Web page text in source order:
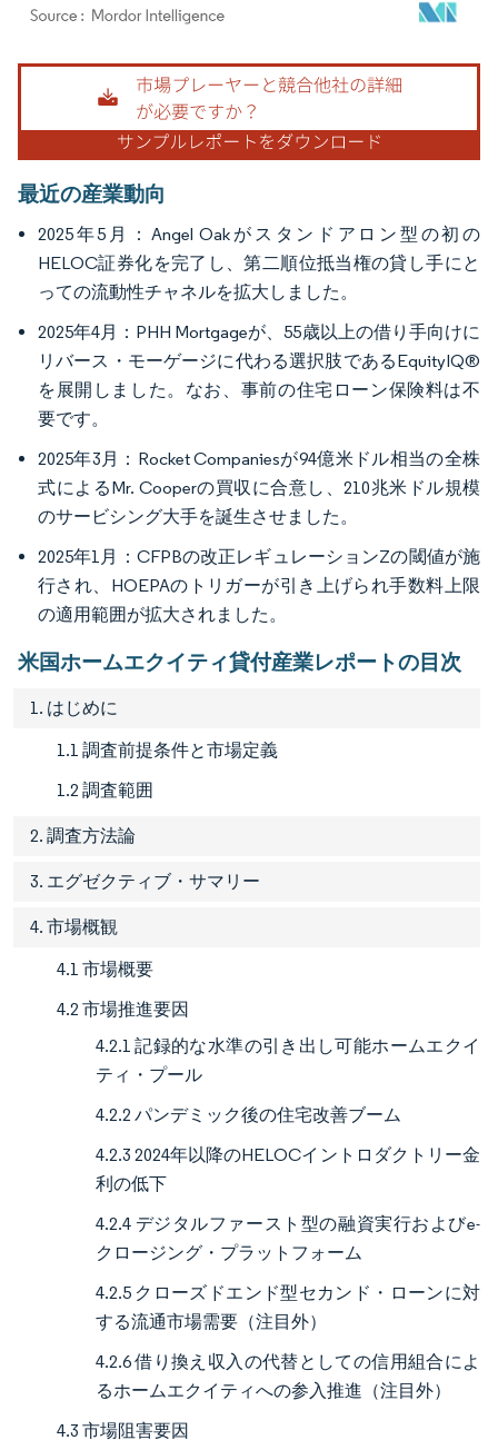
画像 © Mordor Intelligence。再利用にはCC BY 4.0の表示が必要です。
最近の産業動向
2025年5月：Angel Oakがスタンドアロン型の初の
HELOC証券化を完了し、第二順位抵当権の貸し手にと
っての流動性チャネルを拡大しました。
2025年4月：PHH Mortgageが、55歳以上の借り手向けに
リバース・モーゲージに代わる選択肢であるEquityIQ®
を展開しました。なお、事前の住宅ローン保険料は不
要です。
2025年3月：Rocket Companiesが94億米ドル相当の全株
式によるMr. Cooperの買収に合意し、210兆米ドル規模
のサービシング大手を誕生させました。
2025年1月：CFPBの改正レギュレーションZの閾値が施
行され、HOEPAのトリガーが引き上げられ手数料上限
の適用範囲が拡大されました。
米国ホームエクイティ貸付産業レポートの目次
1. はじめに
1.1 調査前提条件と市場定義
1.2 調査範囲
2. 調査方法論
3. エグゼクティブ・サマリー
4. 市場概観
4.1 市場概要
4.2 市場推進要因
4.2.1 記録的な水準の引き出し可能ホームエクイ
ティ・プール
4.2.2 パンデミック後の住宅改善ブーム
4.2.3 2024年以降のHELOCイントロダクトリー金
利の低下
4.2.4 デジタルファースト型の融資実行およびe-
クロージング・プラットフォーム
4.2.5 クローズドエンド型セカンド・ローンに対
する流通市場需要（注目外）
4.2.6 借り換え収入の代替としての信用組合によ
るホームエクイティへの参入推進（注目外）
4.3 市場阻害要因